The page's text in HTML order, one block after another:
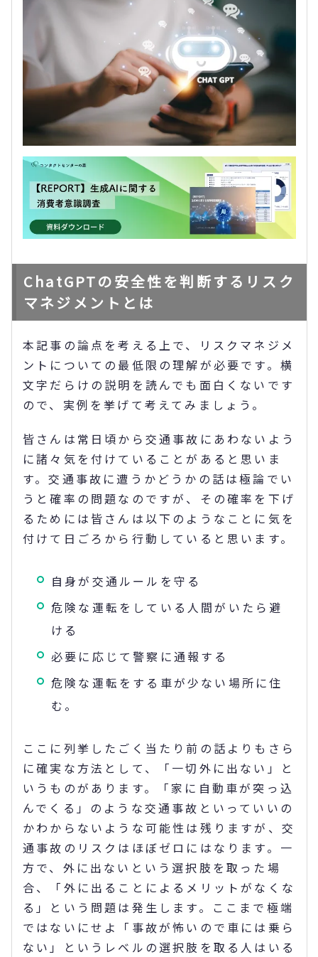
ChatGPTの安全性を判断するリスク
マネジメントとは
本記事の論点を考える上で、リスクマネジメ
ントについての最低限の理解が必要です。横
文字だらけの説明を読んでも面白くないです
ので、実例を挙げて考えてみましょう。
皆さんは常日頃から交通事故にあわないよう
に諸々気を付けていることがあると思いま
す。交通事故に遭うかどうかの話は極論でい
うと確率の問題なのですが、その確率を下げ
るためには皆さんは以下のようなことに気を
付けて日ごろから行動していると思います。
自身が交通ルールを守る
危険な運転をしている人間がいたら避
ける
必要に応じて警察に通報する
危険な運転をする車が少ない場所に住
む。
ここに列挙したごく当たり前の話よりもさら
に確実な方法として、「一切外に出ない」と
いうものがあります。「家に自動車が突っ込
んでくる」のような交通事故といっていいの
かわからないような可能性は残りますが、交
通事故のリスクはほぼゼロにはなります。一
方で、外に出ないという選択肢を取った場
合、「外に出ることによるメリットがなくな
る」という問題は発生します。ここまで極端
ではないにせよ「事故が怖いので車には乗ら
ない」というレベルの選択肢を取る人はいる